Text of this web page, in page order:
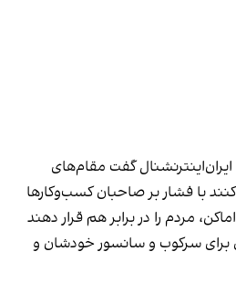
ایران‌اینترنشنال گفت مقام‌های
با فشار بر صاحبان کسب‌وکارها
مردم را در برابر هم قرار دهند
برای سرکوب و سانسور خودشان و